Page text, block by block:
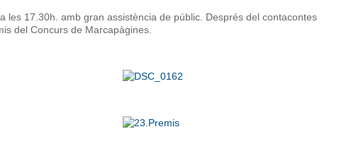
les 17.30h. amb gran assistència de públic. Després del contacontes
del Concurs de Marcapàgines.